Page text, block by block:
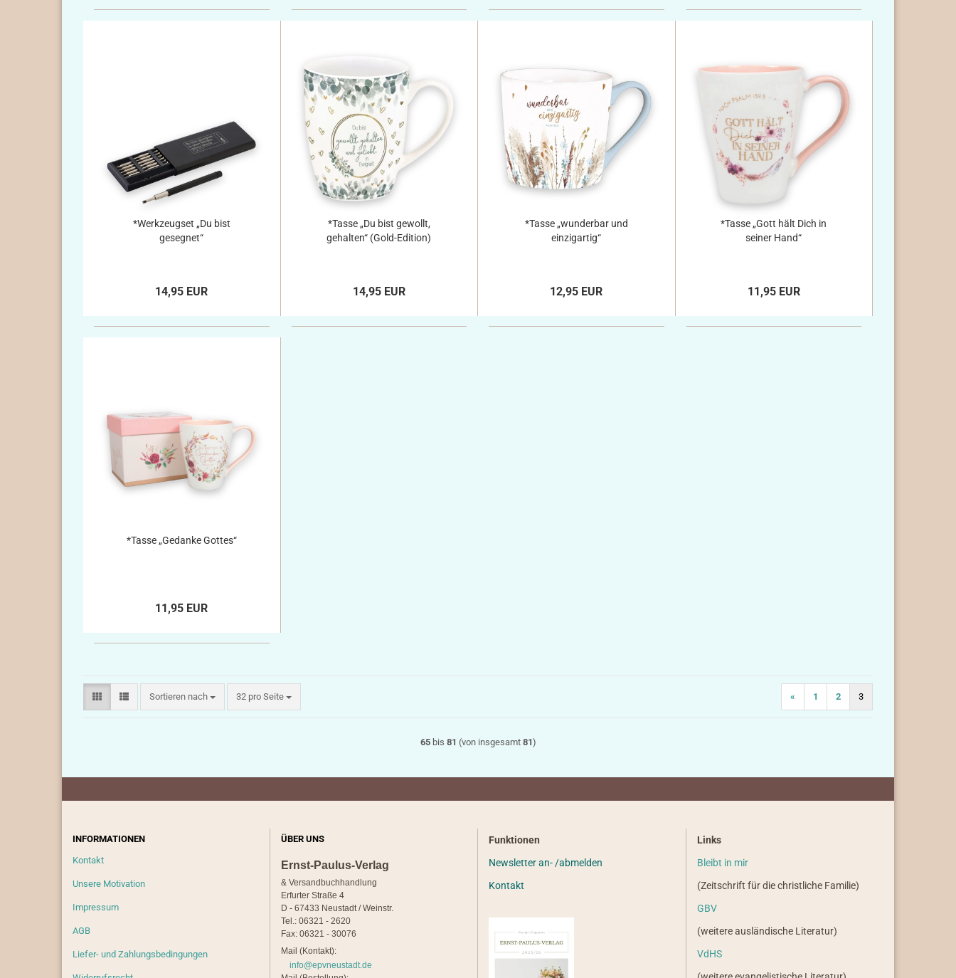
*Werkzeugset „Du bist
gesegnet“
14,95 EUR
*Tasse „Du bist gewollt,
gehalten“ (Gold-Edition)
14,95 EUR
*Tasse „wunderbar und
einzigartig“
12,95 EUR
*Tasse „Gott hält Dich in
seiner Hand“
11,95 EUR
*Tasse „Gedanke Gottes“
11,95 EUR
Sortieren nach
Sortieren nach 32 pro Seite
pro Seite « 1 2 3
65bis 81 (von insgesamt 81)
INFORMATIONEN
Kontakt
Unsere Motivation
Impressum
AGB
Liefer- und Zahlungsbedingungen
ÜBER UNS
Ernst-Paulus-Verlag
& Versandbuchhandlung
Erfurter Straße 4
D - 67433 Neustadt / Weinstr.
Tel.: 06321 - 2620
Fax: 06321 - 30076
Mail (Kontakt):
info@epvneustadt.de
Funktionen
Newsletter an- /abmelden
Kontakt
Links
Bleibt in mir
(Zeitschrift für die christliche Familie)
GBV
(weitere ausländische Literatur)
VdHS